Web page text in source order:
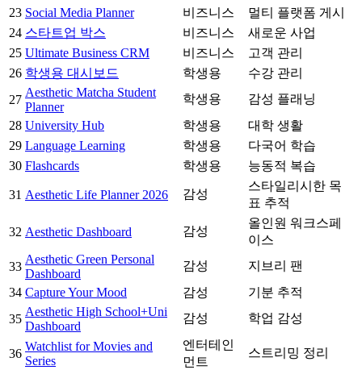
23 Social Media Planner 비즈니스
멀티 플랫폼 게시
24 스타트업 박스 비즈니스
새로운 사업
25 Ultimate Business CRM 비즈니스
고객 관리
26 학생용 대시보드 학생용
수강 관리
27
Aesthetic Matcha Student
Planner
학생용
감성 플래닝
28 University Hub 학생용
대학 생활
29 Language Learning 학생용
다국어 학습
30 Flashcards 학생용 능동적 복습
31 Aesthetic Life Planner 2026 감성
스타일리시한 목
표 추적
32 Aesthetic Dashboard 감성
올인원 워크스페
이스
33
Aesthetic Green Personal
Dashboard
감성
지브리 팬
34 Capture Your Mood 감성
기분 추적
35
Aesthetic High School+Uni
Dashboard
감성 학업 감성
36
Watchlist for Movies and
Series
엔터테인
먼트
스트리밍 정리